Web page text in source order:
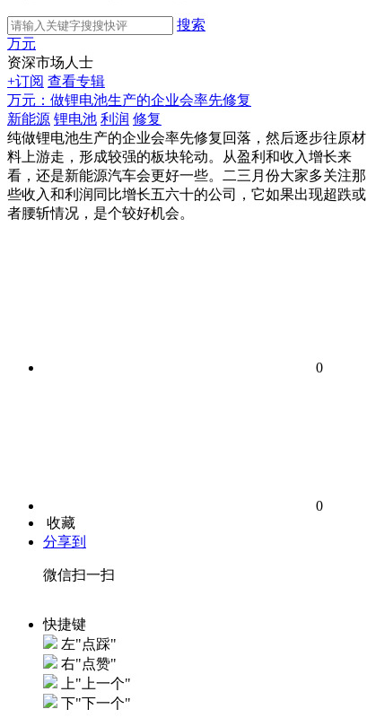
搜索
万元
资深市场人士
+订阅 查看专辑
万元：做锂电池生产的企业会率先修复
新能源 锂电池 利润 修复
纯做锂电池生产的企业会率先修复回落，然后逐步往原材
料上游走，形成较强的板块轮动。从盈利和收入增长来
看，还是新能源汽车会更好一些。二三月份大家多关注那
些收入和利润同比增长五六十的公司，它如果出现超跌或
者腰斩情况，是个较好机会。
0
0
收藏
分享到
微信扫一扫
快捷键
左"点踩"
右"点赞"
上"上一个"
下"下一个"